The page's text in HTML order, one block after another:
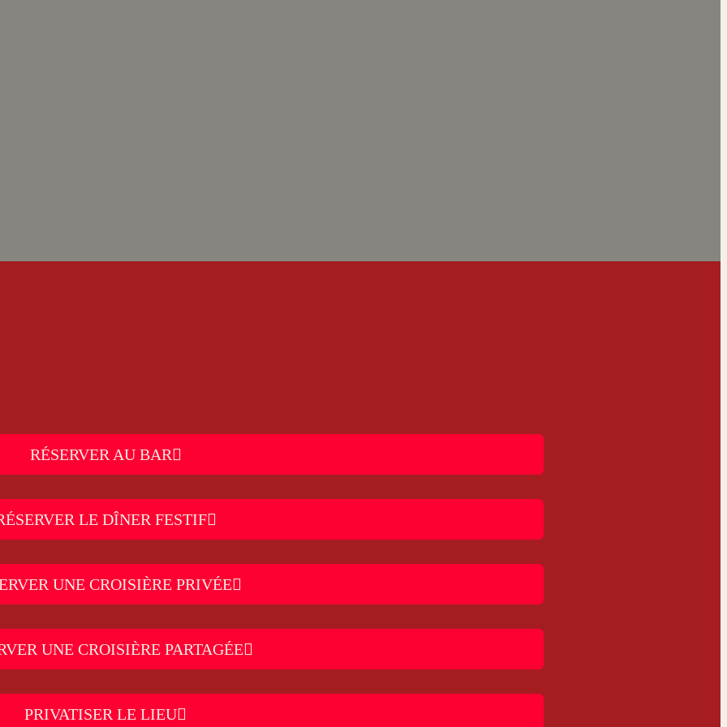
RÉSERVER AU BAR
LE DÎNER FESTIF
UNE CROISIÈRE PRIVÉE
UNE CROISIÈRE PARTAGÉE
PRIVATISER LE LIEU